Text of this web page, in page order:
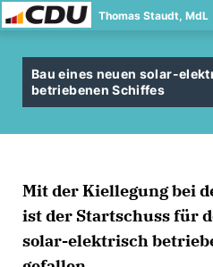
Thomas Staudt, MdL
Bau eines neuen solar-
betriebenen Schiffes
Mit der Kiellegung bei
ist der Startschuss für
solar-elektrisch